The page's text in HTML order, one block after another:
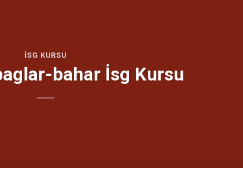
İSG KURSU
bahar İsg Kursu